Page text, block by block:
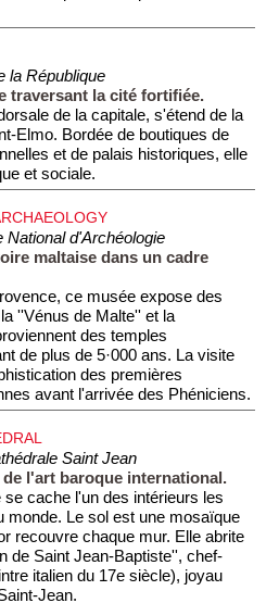
la République
traversant la cité fortifiée.
de la capitale, s'étend de la
Elmo. Bordée de boutiques de
et de palais historiques, elle
et sociale.
National d'Archéologie
maltaise dans un cadre
ce musée expose des
''Vénus de Malte'' et la
des temples
de plus de 5·000 ans. La visite
des premières
avant l'arrivée des Phéniciens.
Saint Jean
l'art baroque international.
cache l'un des intérieurs les
monde. Le sol est une mosaïque
recouvre chaque mur. Elle abrite
de Saint Jean-Baptiste'', chef-
italien du 17e siècle), joyau
Jean.